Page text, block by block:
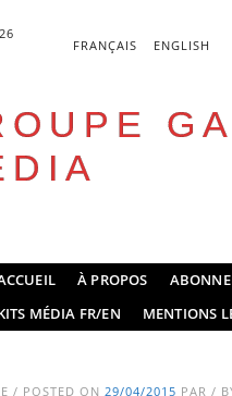
FRANÇAIS ENGLISH
menu
À PROPOS
MÉDIA FR/EN
MENTIONS
/ POSTED ON 29/04/2015 PAR /